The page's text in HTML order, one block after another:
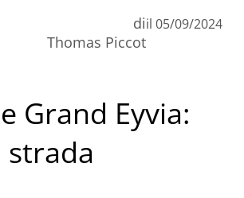
di
Thomas Piccot
il 05/09/2024
Grand Eyvia: